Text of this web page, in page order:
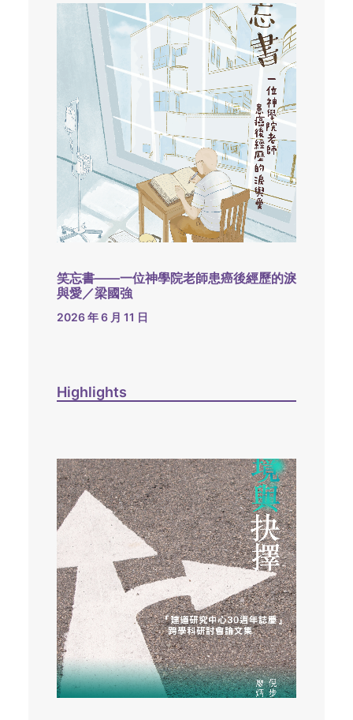
笑忘書——一位神學院老師患癌後經歷的淚
與愛／梁國強
2026 年 6 月 11 日
Highlights